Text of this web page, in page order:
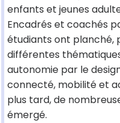
enfants et jeunes
Encadrés et coachés
étudiants ont planché,
différentes
autonomie par le
connecté, mobilité et
plus tard, de
émergé.